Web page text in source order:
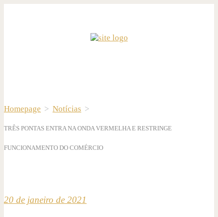
Homepage > Notícias >
TRÊS PONTAS ENTRA NA ONDA VERMELHA E RESTRINGE
FUNCIONAMENTO DO COMÉRCIO
20 de janeiro de 2021